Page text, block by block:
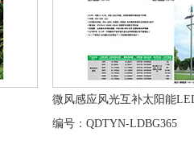
微风感应风光互补太阳能
编号：QDTYN-LDBG365